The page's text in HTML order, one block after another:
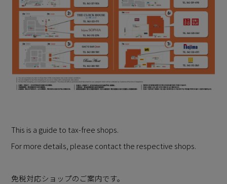
This is a guide to tax-free shops.
For more details, please contact the respective shops.
免税対応ショップのご案内です。